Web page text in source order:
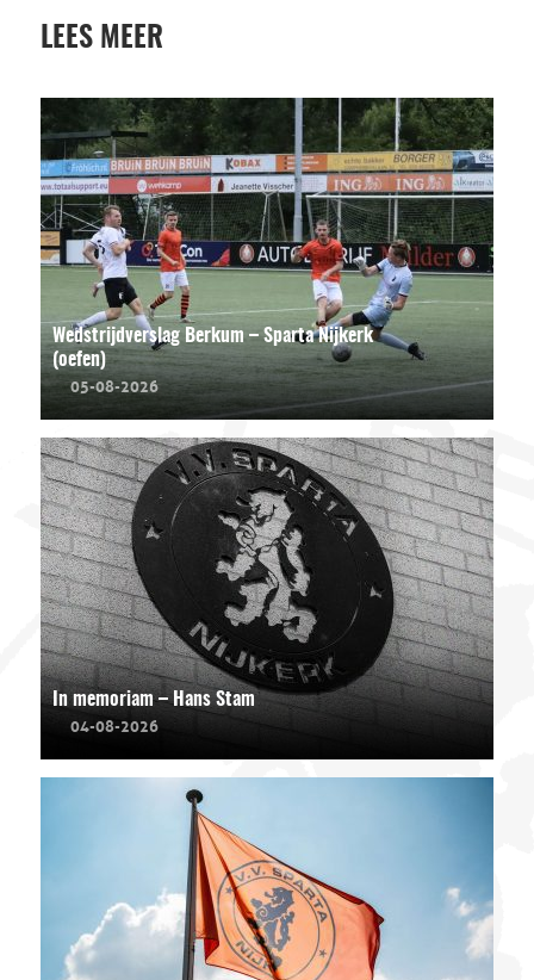
LEES MEER
Wedstrijdverslag Berkum – Sparta Nijkerk
(oefen)
05-08-2026
In memoriam – Hans Stam
04-08-2026